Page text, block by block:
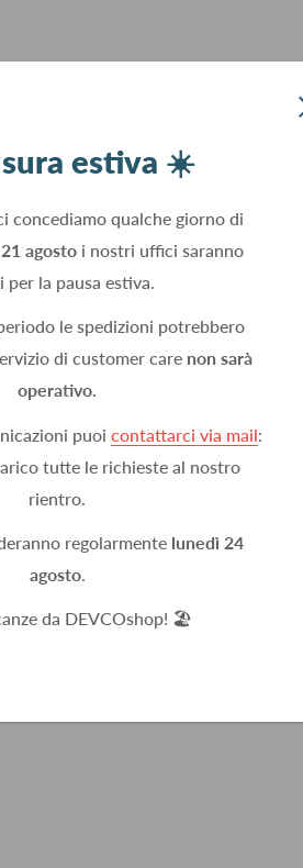
estiva ☀️
concediamo qualche giorno di
agostoi nostri uffici saranno
per la pausa estiva.
le spedizioni potrebbero
di customer care non sarà
operativo.
puoi contattarci via mail:
tutte le richieste al nostro
rientro.
regolarmente lunedì 24
agosto.
da DEVCOshop! 🏖️
di più sono eccezionali